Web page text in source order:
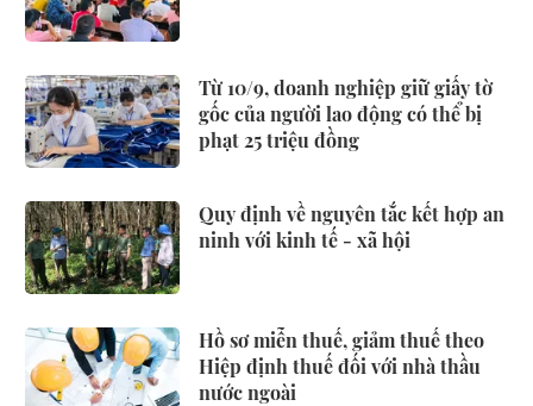
Từ 10/9, doanh nghiệp giữ giấy tờ
gốc của người lao động có thể bị
phạt 25 triệu đồng
Quy định về nguyên tắc kết hợp an
ninh với kinh tế - xã hội
Hồ sơ miễn thuế, giảm thuế theo
Hiệp định thuế đối với nhà thầu
nước ngoài